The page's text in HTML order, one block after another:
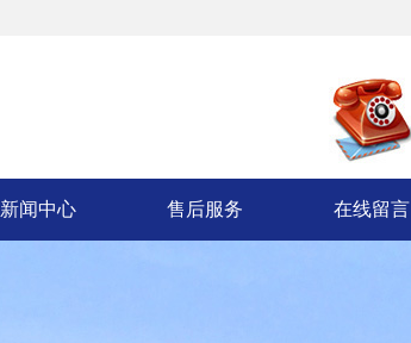
新闻中心 售后服务 在线留言